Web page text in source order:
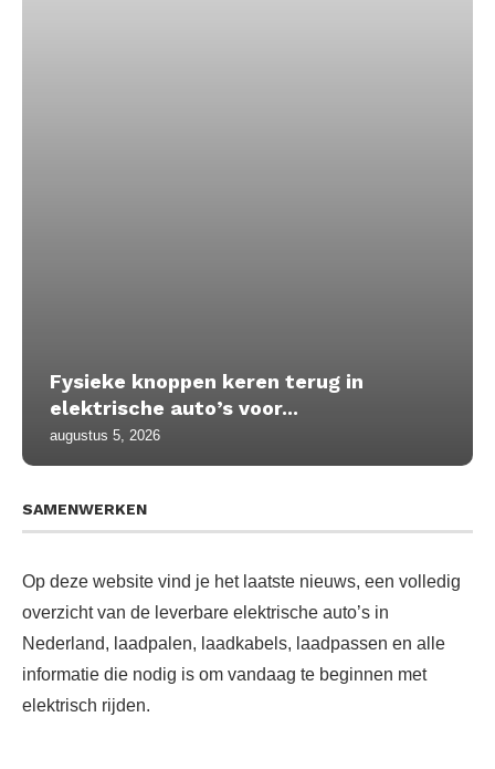
Fysieke knoppen keren terug in
elektrische auto’s voor...
augustus 5, 2026
SAMENWERKEN
Op deze website vind je het laatste nieuws, een volledig
overzicht van de leverbare elektrische auto’s in
Nederland, laadpalen, laadkabels, laadpassen en alle
informatie die nodig is om vandaag te beginnen met
elektrisch rijden.